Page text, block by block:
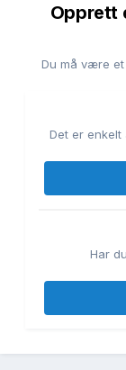
Opprett
Du må være
Det er enkelt
Har